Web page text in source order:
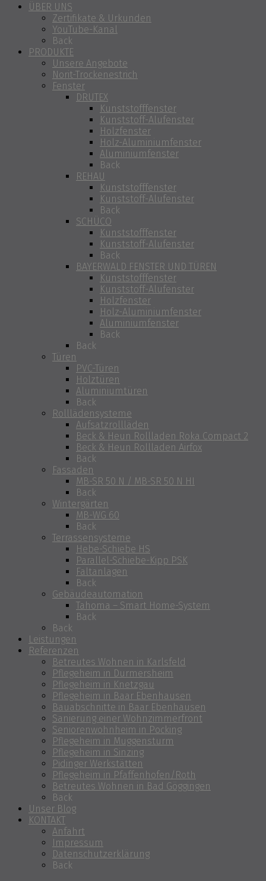
ÜBER UNS
Zertifikate & Urkunden
YouTube-Kanal
Back
PRODUKTE
Unsere Angebote
Norit-Trockenestrich
Fenster
DRUTEX
Kunststofffenster
Kunststoff-Alufenster
Holzfenster
Holz-Aluminiumfenster
Aluminiumfenster
Back
REHAU
Kunststofffenster
Kunststoff-Alufenster
Back
SCHÜCO
Kunststofffenster
Kunststoff-Alufenster
Back
BAYERWALD FENSTER UND TÜREN
Kunststofffenster
Kunststoff-Alufenster
Holzfenster
Holz-Aluminiumfenster
Aluminiumfenster
Back
Back
Türen
PVC-Türen
Holztüren
Aluminiumtüren
Back
Rolllädensysteme
Aufsatzrollläden
Beck & Heun Rollladen Roka Compact 2
Beck & Heun Rollladen Airfox
Back
Fassaden
MB-SR 50 N / MB-SR 50 N HI
Back
Wintergärten
MB-WG 60
Back
Terrassensysteme
Hebe-Schiebe HS
Parallel-Schiebe-Kipp PSK
Faltanlagen
Back
Gebäudeautomation
Tahoma – Smart Home-System
Back
Back
Leistungen
Referenzen
Betreutes Wohnen in Karlsfeld
Pflegeheim in Durmersheim
Pflegeheim in Knetzgau
Pflegeheim in Baar Ebenhausen
Bauabschnitte in Baar Ebenhausen
Sanierung einer Wohnzimmerfront
Seniorenwohnheim in Pocking
Pflegeheim in Muggensturm
Pflegeheim in Sinzing
Pidinger Werkstätten
Pflegeheim in Pfaffenhofen/Roth
Betreutes Wohnen in Bad Göggingen
Back
Unser Blog
KONTAKT
Anfahrt
Impressum
Datenschutzerklärung
Back